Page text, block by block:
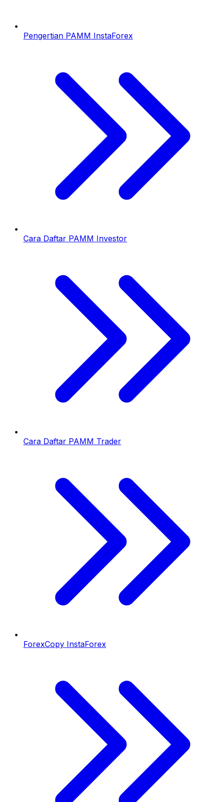
Pengertian PAMM InstaForex
Cara Daftar PAMM Investor
Cara Daftar PAMM Trader
ForexCopy InstaForex